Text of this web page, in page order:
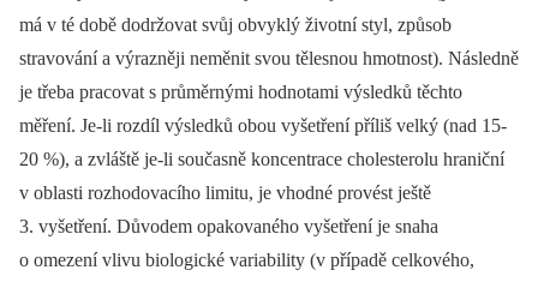
má v té době dodržovat svůj obvyklý životní styl, způsob
stravování a výrazněji neměnit svou tělesnou hmotnost). Následně
je třeba pracovat s průměrnými hodnotami výsledků těchto
měření. Je-li rozdíl výsledků obou vyšetření příliš velký (nad 15-
20 %), a zvláště je-li současně koncentrace cholesterolu hraniční
v oblasti rozhodovacího limitu, je vhodné provést ještě
3. vyšetření. Důvodem opakovaného vyšetření je snaha
o omezení vlivu biologické variability (v případě celkového,